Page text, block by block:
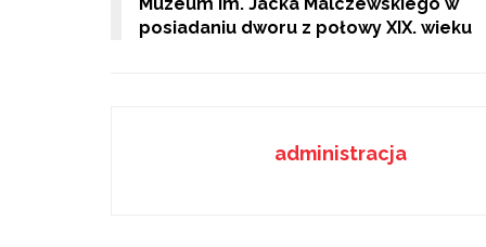
posiadaniu dworu z połowy XIX. wieku
administracja